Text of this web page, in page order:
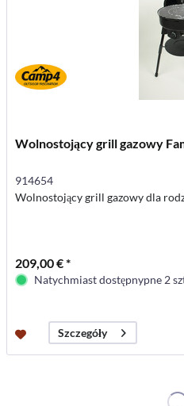
Wolnostojący grill gazowy
914654
Wolnostojący grill gazowy dla
209,00 € *
Natychmiast dostępnypne 2
Szczegóły